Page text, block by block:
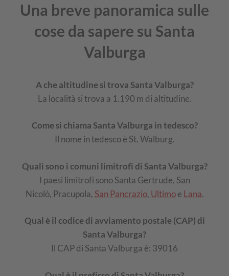
Una breve panoramica sulle
cose da sapere su Santa
Valburga
A che altitudine si trova Santa Valburga?
La località si trova a 1.190 m di altitudine.
Come si chiama Santa Valburga in tedesco?
Il nome in tedesco è St. Walburg.
Quali sono i comuni limitrofi di Santa Valburga?
I paesi limitrofi sono Santa Gertrude, San
Nicolò, Pracupola, San Pancrazio, Ultimoe Lana.
Qual è il codice di avviamento postale (CAP) di
Santa Valburga?
Il CAP di Santa Valburga è: 39016